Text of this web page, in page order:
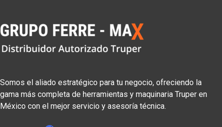
Somos el aliado estratégico para tu negocio, ofreciendo la
gama más completa de herramientas y maquinaria Truper en
México con el mejor servicio y asesoría técnica.